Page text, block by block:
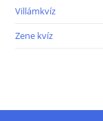
Villámkvíz
Zene kvíz